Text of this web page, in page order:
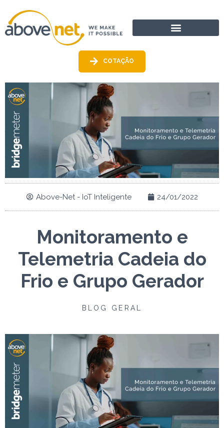
para
COTAÇÃO
Above-Net - IoT Inteligente 24/01/2022
Monitoramento e
Telemetria Cadeia do
Frio e Grupo Gerador
BLOG GERAL